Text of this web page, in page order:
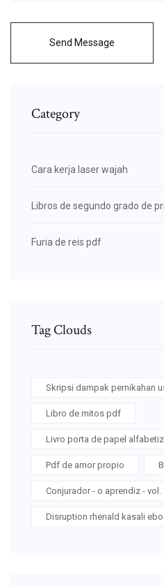
Send Message
Category
Cara kerja laser wajah
Libros de segundo grado de
Furia de reis pdf
Tag Clouds
Skripsi dampak pernikahan
Libro de mitos pdf
Livro porta de papel
Pdf de amor propio
Conjurador - o aprendiz -
Disruption rhenald kasali